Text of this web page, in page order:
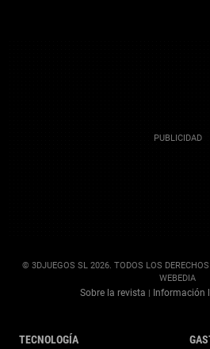
© 3DJUEGOS SL 2026. TODOS LOS
WEBEDIA
Sobre la revista | Información
TECNOLOGÍA